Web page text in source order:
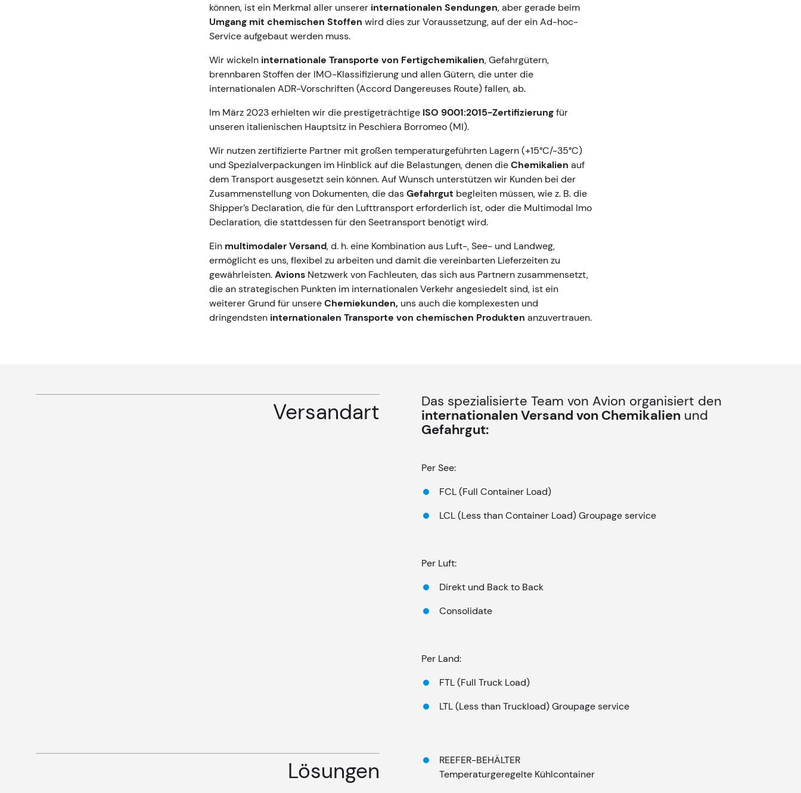
können, ist ein Merkmal aller unserer internationalen Sendungen, aber gerade beim
Umgang mit chemischen Stoffen wird dies zur Voraussetzung, auf der ein Ad-hoc-
Service aufgebaut werden muss.
Wir wickeln internationale Transporte von Fertigchemikalien, Gefahrgütern,
brennbaren Stoffen der IMO-Klassifizierung und allen Gütern, die unter die
internationalen ADR-Vorschriften (Accord Dangereuses Route) fallen, ab.
Im März 2023 erhielten wir die prestigeträchtige ISO 9001:2015-Zertifizierungfür
unseren italienischen Hauptsitz in Peschiera Borromeo (MI).
Wir nutzen zertifizierte Partner mit großen temperaturgeführten Lagern (+15°C/-35°C)
und Spezialverpackungen im Hinblick auf die Belastungen, denen dieChemikalien auf
dem Transport ausgesetzt sein können. Auf Wunsch unterstützen wir Kunden bei der
Zusammenstellung von Dokumenten, die dasGefahrgut begleiten müssen, wie z. B. die
Shipper’s Declaration, die für den Lufttransport erforderlich ist, oder die Multimodal Imo
Declaration, die stattdessen für den Seetransport benötigt wird.
Ein multimodaler Versand, d. h. eine Kombination aus Luft-, See- und Landweg,
ermöglicht es uns, flexibel zu arbeiten und damit die vereinbarten Lieferzeiten zu
gewährleisten.Avions Netzwerk von Fachleuten, das sich aus Partnern zusammensetzt,
die an strategischen Punkten im internationalen Verkehr angesiedelt sind, ist ein
weiterer Grund für unsereChemiekunden, uns auch die komplexesten und
dringendsten internationalen Transporte von chemischen Produkten anzuvertrauen.
Versandart
Das spezialisierte Team von Avion organisiert den
internationalen Versand von Chemikalien und
Gefahrgut:
Per See:
FCL (Full Container Load)
LCL (Less than Container Load) Groupage service
Per Luft:
Direkt und Back to Back
Consolidate
Per Land:
FTL (Full Truck Load)
LTL (Less than Truckload) Groupage service
Lösungen
REEFER-BEHÄLTER
Temperaturgeregelte Kühlcontainer